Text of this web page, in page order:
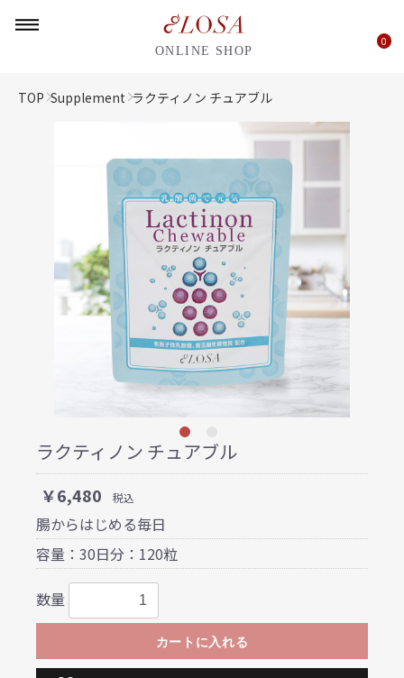
ONLINE SHOP
0
TOP Supplement ラクティノン チュアブル
ラクティノン チュアブル
￥6,480 税込
腸からはじめる毎日
容量：30日分：120粒
数量
カートに入れる